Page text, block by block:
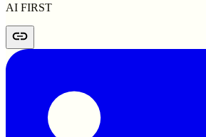
AI FIRST